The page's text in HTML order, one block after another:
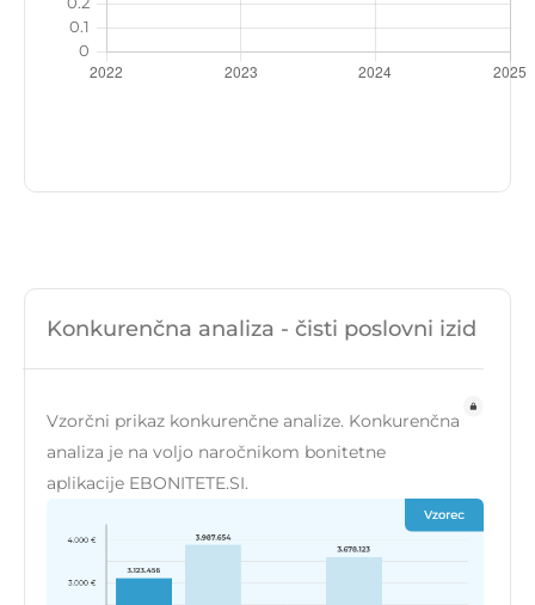
Konkurenčna analiza - čisti poslovni izid
Vzorčni prikaz konkurenčne analize. Konkurenčna
analiza je na voljo naročnikom bonitetne
aplikacije EBONITETE.SI.